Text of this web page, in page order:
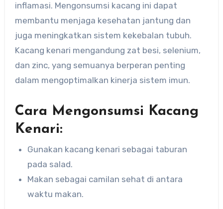
inflamasi. Mengonsumsi kacang ini dapat
membantu menjaga kesehatan jantung dan
juga meningkatkan sistem kekebalan tubuh.
Kacang kenari mengandung zat besi, selenium,
dan zinc, yang semuanya berperan penting
dalam mengoptimalkan kinerja sistem imun.
Cara Mengonsumsi Kacang
Kenari:
Gunakan kacang kenari sebagai taburan
pada salad.
Makan sebagai camilan sehat di antara
waktu makan.